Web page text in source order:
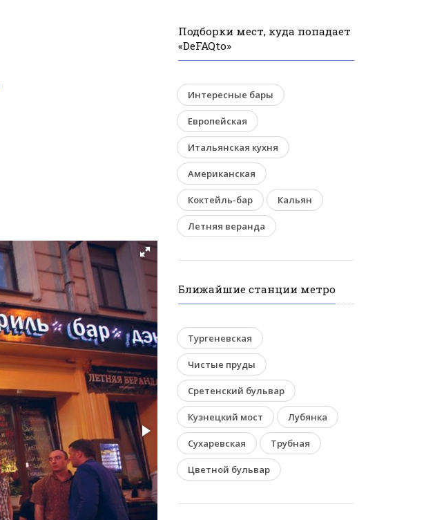
Подборки мест, куда попадает
«DeFAQto»
Интересные бары
Европейская
Итальянская кухня
Американская
Коктейль-бар Кальян
Летняя веранда
Ближайшие станции метро
Тургеневская
Чистые пруды
Сретенский бульвар
Кузнецкий мост Лубянка
Сухаревская Трубная
Цветной бульвар